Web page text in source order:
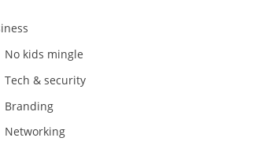
No kids mingle
Tech & security
Branding
Networking